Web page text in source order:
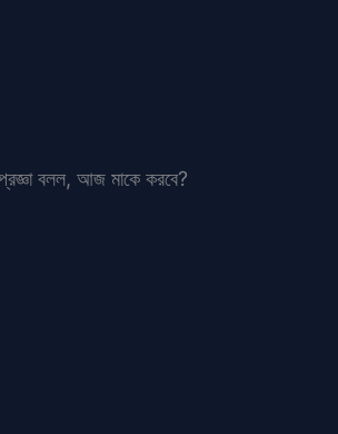
বলল, আজ মাকে করবে?